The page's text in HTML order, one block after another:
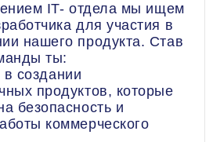
IT- отдела мы ищем
для участия в
нашего продукта. Став
ты:
создании
продуктов, которые
безопасность и
коммерческого